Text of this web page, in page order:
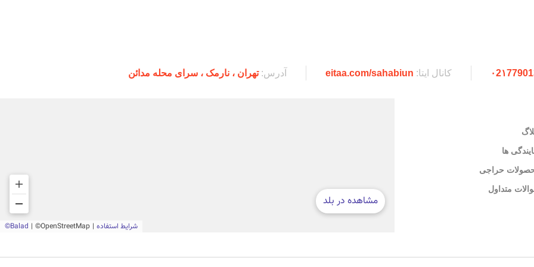
کانال ایتا: eitaa.com/sahabiun آدرس:تهران ،‌ نارمک ، سرای محله مدائن
ها
حراجی
متداول